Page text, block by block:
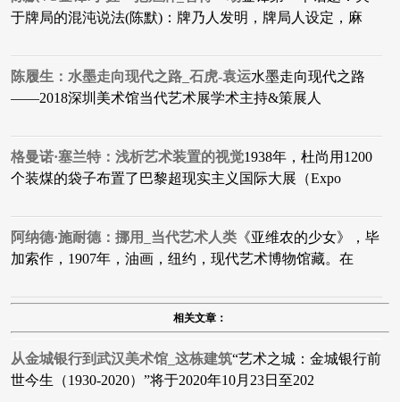
于牌局的混沌说法(陈默)：牌乃人发明，牌局人设定，麻
陈履生：水墨走向现代之路_石虎-袁运水墨走向现代之路
——2018深圳美术馆当代艺术展学术主持&策展人
格曼诺·塞兰特：浅析艺术装置的视觉1938年，杜尚用1200
个装煤的袋子布置了巴黎超现实主义国际大展（Expo
阿纳德·施耐德：挪用_当代艺术人类 ​《亚维农的少女》，毕
加索作，1907年，油画，纽约，现代艺术博物馆藏。在
相关文章：
从金城银行到武汉美术馆_这栋建筑“艺术之城：金城银行前
世今生（1930-2020）”将于2020年10月23日至202